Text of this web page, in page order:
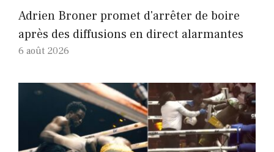
Adrien Broner promet d'arrêter de boire
après des diffusions en direct alarmantes
6 août 2026